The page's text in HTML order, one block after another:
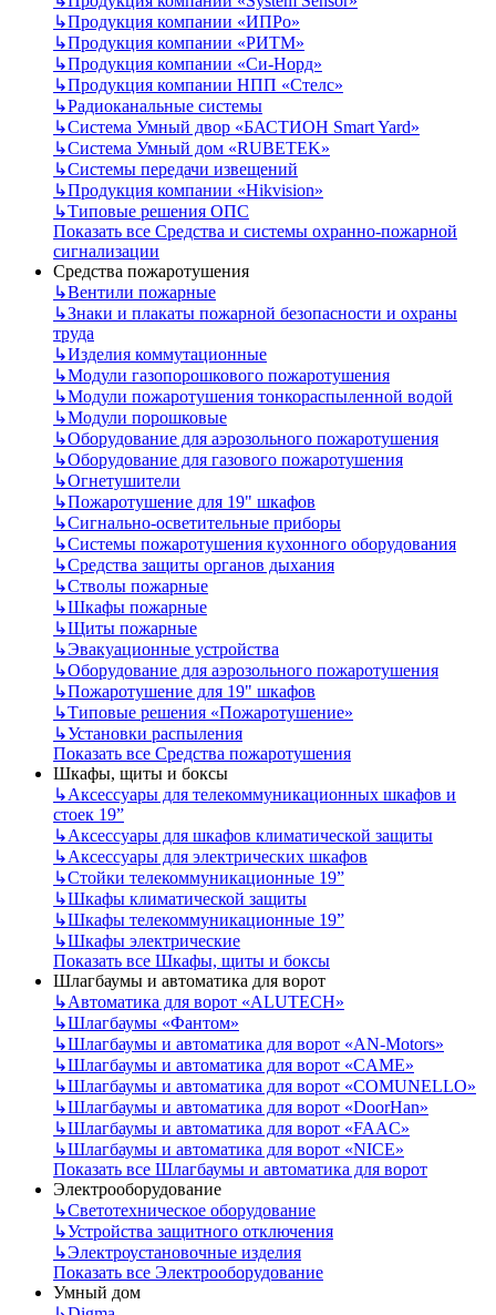
↳Продукция компании «ИПРо»
↳Продукция компании «РИТМ»
↳Продукция компании «Си-Норд»
↳Продукция компании НПП «Стелс»
↳Радиоканальные системы
↳Система Умный двор «БАСТИОН Smart Yard»
↳Система Умный дом «RUBETEK»
↳Системы передачи извещений
↳Продукция компании «Hikvision»
↳Типовые решения ОПС
Показать все Средства и системы охранно-пожарной
сигнализации
Средства пожаротушения
↳Вентили пожарные
↳Знаки и плакаты пожарной безопасности и охраны
труда
↳Изделия коммутационные
↳Модули газопорошкового пожаротушения
↳Модули пожаротушения тонкораспыленной водой
↳Модули порошковые
↳Оборудование для аэрозольного пожаротушения
↳Оборудование для газового пожаротушения
↳Огнетушители
↳Пожаротушение для 19" шкафов
↳Сигнально-осветительные приборы
↳Системы пожаротушения кухонного оборудования
↳Средства защиты органов дыхания
↳Стволы пожарные
↳Шкафы пожарные
↳Щиты пожарные
↳Эвакуационные устройства
↳Оборудование для аэрозольного пожаротушения
↳Пожаротушение для 19" шкафов
↳Типовые решения «Пожаротушение»
↳Установки распыления
Показать все Средства пожаротушения
Шкафы, щиты и боксы
↳Аксессуары для телекоммуникационных шкафов и
стоек 19”
↳Аксессуары для шкафов климатической защиты
↳Аксессуары для электрических шкафов
↳Стойки телекоммуникационные 19”
↳Шкафы климатической защиты
↳Шкафы телекоммуникационные 19”
↳Шкафы электрические
Показать все Шкафы, щиты и боксы
Шлагбаумы и автоматика для ворот
↳Автоматика для ворот «ALUTECH»
↳Шлагбаумы «Фантом»
↳Шлагбаумы и автоматика для ворот «AN-Motors»
↳Шлагбаумы и автоматика для ворот «CAME»
↳Шлагбаумы и автоматика для ворот «COMUNELLO»
↳Шлагбаумы и автоматика для ворот «DoorHan»
↳Шлагбаумы и автоматика для ворот «FAAC»
↳Шлагбаумы и автоматика для ворот «NICE»
Показать все Шлагбаумы и автоматика для ворот
Электрооборудование
↳Светотехническое оборудование
↳Устройства защитного отключения
↳Электроустановочные изделия
Показать все Электрооборудование
Умный дом